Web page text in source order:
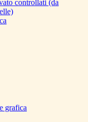
controllati (da
grafica